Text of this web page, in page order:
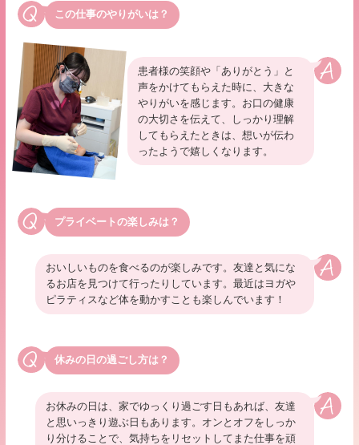
この仕事のやりがいは？
患者様の笑顔や「ありがとう」と
声をかけてもらえた時に、大きな
やりがいを感じます。お口の健康
の大切さを伝えて、しっかり理解
してもらえたときは、想いが伝わ
ったようで嬉しくなります。
プライベートの楽しみは？
おいしいものを食べるのが楽しみです。友達と気にな
るお店を見つけて行ったりしています。最近はヨガや
ピラティスなど体を動かすことも楽しんでいます！
休みの日の過ごし方は？
お休みの日は、家でゆっくり過ごす日もあれば、友達
と思いっきり遊ぶ日もあります。オンとオフをしっか
り分けることで、気持ちをリセットしてまた仕事を頑